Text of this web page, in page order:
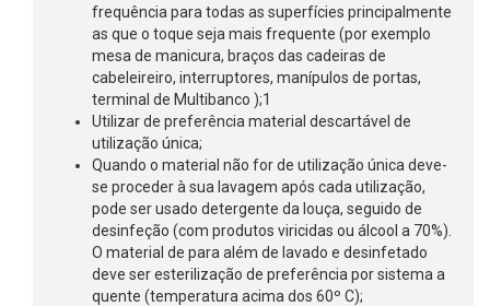
frequência para todas as superfícies principalmente
as que o toque seja mais frequente (por exemplo
mesa de manicura, braços das cadeiras de
cabeleireiro, interruptores, manípulos de portas,
terminal de Multibanco );1
Utilizar de preferência material descartável de
utilização única;
Quando o material não for de utilização única deve-
se proceder à sua lavagem após cada utilização,
pode ser usado detergente da louça, seguido de
desinfeção (com produtos viricidas ou álcool a 70%).
O material de para além de lavado e desinfetado
deve ser esterilização de preferência por sistema a
quente (temperatura acima dos 60º C);